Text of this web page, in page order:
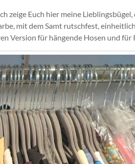
zeige Euch hier meine Lieblingsbügel,
mit dem Samt rutschfest,
Version für hängende Hosen und für